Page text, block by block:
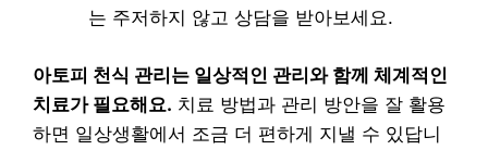
는 주저하지 않고 상담을 받아보세요.
아토피 천식 관리는 일상적인 관리와 함께 체계적인
치료가 필요해요. 치료 방법과 관리 방안을 잘 활용
하면 일상생활에서 조금 더 편하게 지낼 수 있답니